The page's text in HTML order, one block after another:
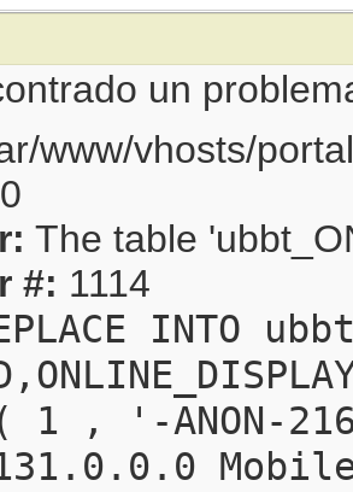
un
www/vhosts/
The table
#: 1114
INTO
( 1 , '-
131.0.0.0